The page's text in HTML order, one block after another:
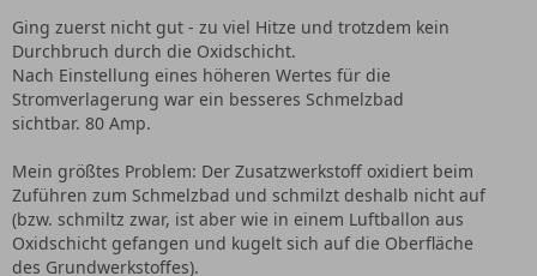
Ging zuerst nicht gut - zu viel Hitze und trotzdem kein
Durchbruch durch die Oxidschicht.
Nach Einstellung eines höheren Wertes für die
Stromverlagerung war ein besseres Schmelzbad
sichtbar. 80 Amp.
Mein größtes Problem: Der Zusatzwerkstoff oxidiert beim
Zuführen zum Schmelzbad und schmilzt deshalb nicht auf
(bzw. schmiltz zwar, ist aber wie in einem Luftballon aus
Oxidschicht gefangen und kugelt sich auf die Oberfläche
des Grundwerkstoffes).